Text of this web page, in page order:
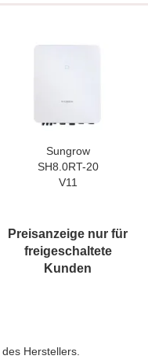
Sungrow
SH8.0RT-​20
V11
Preisanzeige nur für
freigeschaltete
Kunden
des Herstellers.